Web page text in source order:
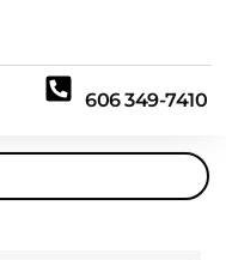
606 349-7410